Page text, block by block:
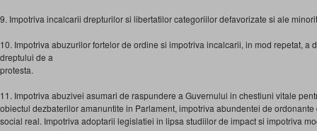
9. Impotriva incalcarii drepturilor si libertatilor categoriilor defavorizate si ale
10. Impotriva abuzurilor fortelor de ordine si impotriva incalcarii, in mod repetat, a
dreptului de a
protesta.
11. Impotriva abuzivei asumari de raspundere a Guvernului in chestiuni vitale
obiectul dezbaterilor amanuntite in Parlament, impotriva abundentei de
social real. Impotriva adoptarii legislatiei in lipsa studiilor de impact si impotriva